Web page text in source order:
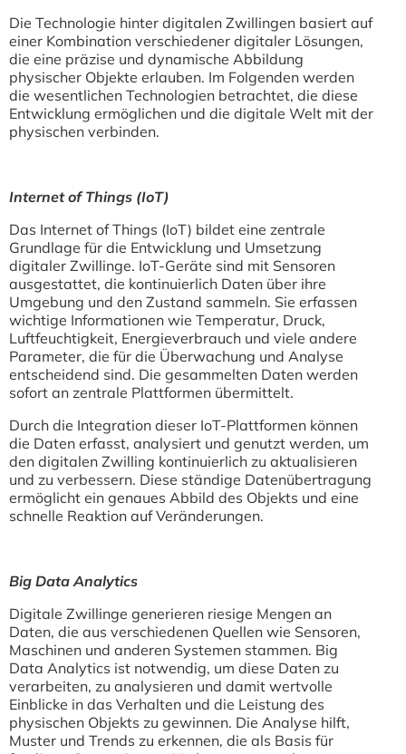
Die Technologie hinter digitalen Zwillingen basiert auf
einer Kombination verschiedener digitaler Lösungen,
die eine präzise und dynamische Abbildung
physischer Objekte erlauben. Im Folgenden werden
die wesentlichen Technologien betrachtet, die diese
Entwicklung ermöglichen und die digitale Welt mit der
physischen verbinden.
Internet of Things (IoT)
Das Internet of Things (IoT) bildet eine zentrale
Grundlage für die Entwicklung und Umsetzung
digitaler Zwillinge. IoT-Geräte sind mit Sensoren
ausgestattet, die kontinuierlich Daten über ihre
Umgebung und den Zustand sammeln. Sie erfassen
wichtige Informationen wie Temperatur, Druck,
Luftfeuchtigkeit, Energieverbrauch und viele andere
Parameter, die für die Überwachung und Analyse
entscheidend sind. Die gesammelten Daten werden
sofort an zentrale Plattformen übermittelt.
Durch die Integration dieser IoT-Plattformen können
die Daten erfasst, analysiert und genutzt werden, um
den digitalen Zwilling kontinuierlich zu aktualisieren
und zu verbessern. Diese ständige Datenübertragung
ermöglicht ein genaues Abbild des Objekts und eine
schnelle Reaktion auf Veränderungen.
Big Data Analytics
Digitale Zwillinge generieren riesige Mengen an
Daten, die aus verschiedenen Quellen wie Sensoren,
Maschinen und anderen Systemen stammen. Big
Data Analytics ist notwendig, um diese Daten zu
verarbeiten, zu analysieren und damit wertvolle
Einblicke in das Verhalten und die Leistung des
physischen Objekts zu gewinnen. Die Analyse hilft,
Muster und Trends zu erkennen, die als Basis für